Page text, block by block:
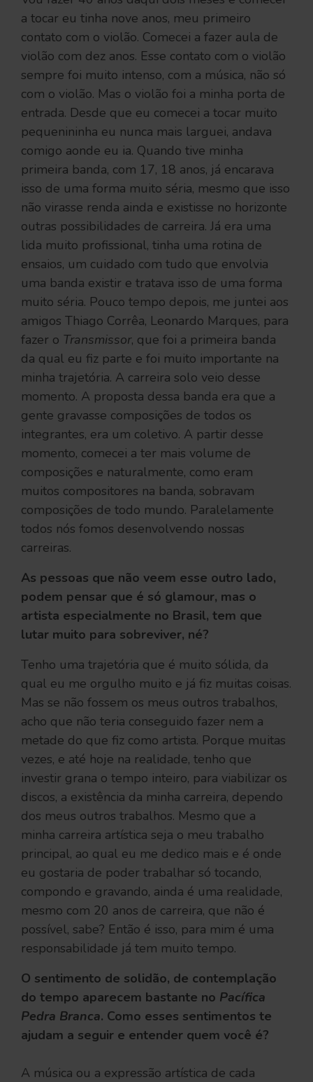
a tocar eu tinha nove anos, meu primeiro
contato com o violão. Comecei a fazer aula de
violão com dez anos. Esse contato com o violão
sempre foi muito intenso, com a música, não só
com o violão. Mas o violão foi a minha porta de
entrada. Desde que eu comecei a tocar muito
pequenininha eu nunca mais larguei, andava
comigo aonde eu ia. Quando tive minha
primeira banda, com 17, 18 anos, já encarava
isso de uma forma muito séria, mesmo que isso
não virasse renda ainda e existisse no horizonte
outras possibilidades de carreira. Já era uma
lida muito profissional, tinha uma rotina de
ensaios, um cuidado com tudo que envolvia
uma banda existir e tratava isso de uma forma
muito séria. Pouco tempo depois, me juntei aos
amigos Thiago Corrêa, Leonardo Marques, para
fazer o Transmissor, que foi a primeira banda
da qual eu fiz parte e foi muito importante na
minha trajetória. A carreira solo veio desse
momento. A proposta dessa banda era que a
gente gravasse composições de todos os
integrantes, era um coletivo. A partir desse
momento, comecei a ter mais volume de
composições e naturalmente, como eram
muitos compositores na banda, sobravam
composições de todo mundo. Paralelamente
todos nós fomos desenvolvendo nossas
carreiras.
As pessoas que não veem esse outro lado,
podem pensar que é só glamour, mas o
artista especialmente no Brasil, tem que
lutar muito para sobreviver, né?
Tenho uma trajetória que é muito sólida, da
qual eu me orgulho muito e já fiz muitas coisas.
Mas se não fossem os meus outros trabalhos,
acho que não teria conseguido fazer nem a
metade do que fiz como artista. Porque muitas
vezes, e até hoje na realidade, tenho que
investir grana o tempo inteiro, para viabilizar os
discos, a existência da minha carreira, dependo
dos meus outros trabalhos. Mesmo que a
minha carreira artística seja o meu trabalho
principal, ao qual eu me dedico mais e é onde
eu gostaria de poder trabalhar só tocando,
compondo e gravando, ainda é uma realidade,
mesmo com 20 anos de carreira, que não é
possível, sabe? Então é isso, para mim é uma
responsabilidade já tem muito tempo.
O sentimento de solidão, de contemplação
do tempo aparecem bastante no Pacífica
Pedra Branca. Como esses sentimentos te
ajudam a seguir e entender quem você é?
A música ou a expressão artística de cada